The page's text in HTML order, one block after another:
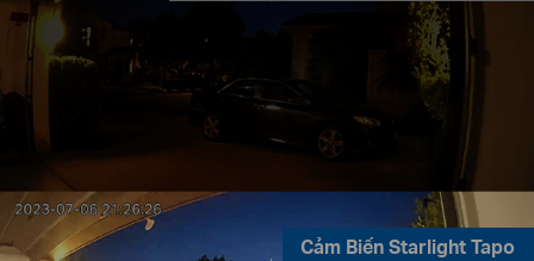
Cảm Biến Starlight Tapo